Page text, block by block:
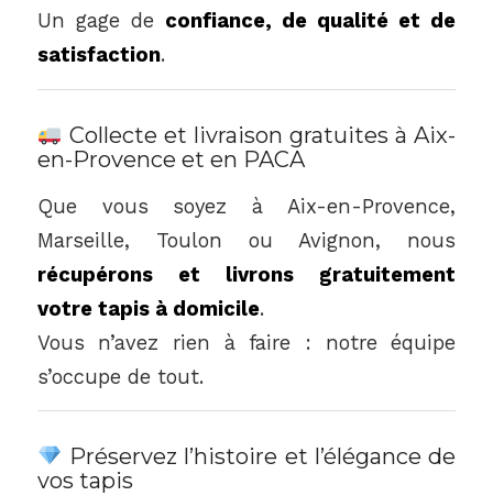
Un gage de confiance, de qualité et de
satisfaction.
Collecte et livraison gratuites à Aix-
en-Provence et en PACA
Que vous soyez à Aix-en-Provence,
Marseille, Toulon ou Avignon, nous
récupérons et livrons gratuitement
votre tapis à domicile.
Vous n’avez rien à faire : notre équipe
s’occupe de tout.
Préservez l’histoire et l’élégance de
vos tapis